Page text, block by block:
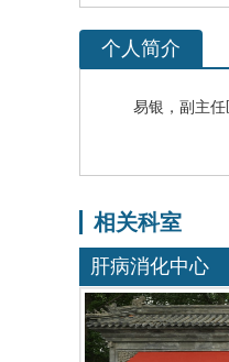
个人简介
易银 ，副主任
相关科室
肝病消化中心